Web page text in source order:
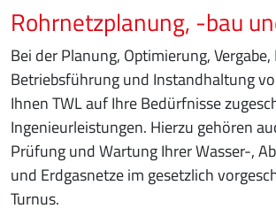
Rohrnetzplanung, -bau
Bei der Planung, Optimierung, Vergabe,
Betriebsführung und Instandhaltung
Ihnen TWL auf Ihre Bedürfnisse
Ingenieurleistungen. Hierzu gehören
Prüfung und Wartung Ihrer Wasser-,
und Erdgasnetze im gesetzlich
Turnus.